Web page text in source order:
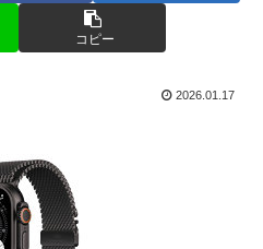
コピー
2026.01.17